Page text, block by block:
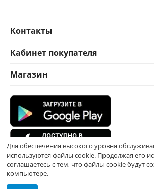
Контакты
Кабинет покупателя
Магазин
Для обеспечения высокого уровня
используются файлы cookie. Продолжая его
соглашаетесь с тем, что файлы cookie будут
компьютере.